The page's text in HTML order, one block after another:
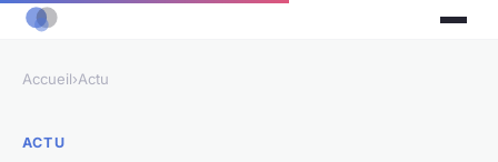
Accueil›Actu
ACTU